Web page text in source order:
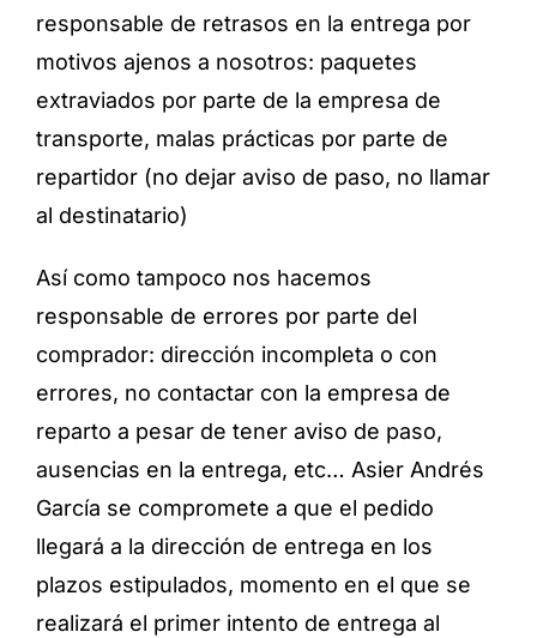
responsable de retrasos en la entrega por
motivos ajenos a nosotros: paquetes
extraviados por parte de la empresa de
transporte, malas prácticas por parte de
repartidor (no dejar aviso de paso, no llamar
al destinatario)
Así como tampoco nos hacemos
responsable de errores por parte del
comprador: dirección incompleta o con
errores, no contactar con la empresa de
reparto a pesar de tener aviso de paso,
ausencias en la entrega, etc… Asier Andrés
García se compromete a que el pedido
llegará a la dirección de entrega en los
plazos estipulados, momento en el que se
realizará el primer intento de entrega al